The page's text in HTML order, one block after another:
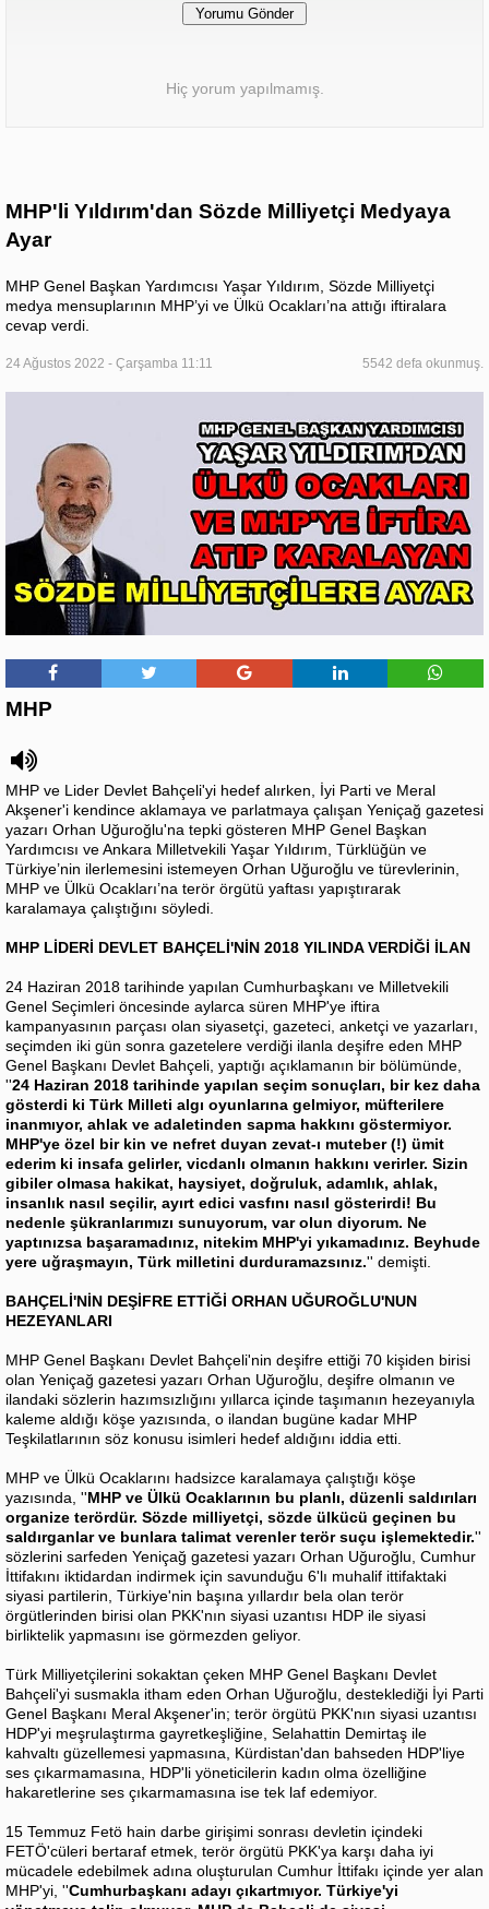
Hiç yorum yapılmamış.
MHP'li Yıldırım'dan Sözde Milliyetçi Medyaya
Ayar
MHP Genel Başkan Yardımcısı Yaşar Yıldırım, Sözde Milliyetçi
medya mensuplarının MHP’yi ve Ülkü Ocakları’na attığı iftiralara
cevap verdi.
24 Ağustos 2022 - Çarşamba 11:11 5542 defa okunmuş.
MHP
MHP ve Lider Devlet Bahçeli'yi hedef alırken, İyi Parti ve Meral
Akşener'i kendince aklamaya ve parlatmaya çalışan Yeniçağ gazetesi
yazarı Orhan Uğuroğlu'na tepki gösteren MHP Genel Başkan
Yardımcısı ve Ankara Milletvekili Yaşar Yıldırım, Türklüğün ve
Türkiye’nin ilerlemesini istemeyen Orhan Uğuroğlu ve türevlerinin,
MHP ve Ülkü Ocakları’na terör örgütü yaftası yapıştırarak
karalamaya çalıştığını söyledi.
MHP LİDERİ DEVLET BAHÇELİ'NİN 2018 YILINDA VERDİĞİ İLAN
24 Haziran 2018 tarihinde yapılan Cumhurbaşkanı ve Milletvekili
Genel Seçimleri öncesinde aylarca süren MHP'ye iftira
kampanyasının parçası olan siyasetçi, gazeteci, anketçi ve yazarları,
seçimden iki gün sonra gazetelere verdiği ilanla deşifre eden MHP
Genel Başkanı Devlet Bahçeli, yaptığı açıklamanın bir bölümünde,
''24 Haziran 2018 tarihinde yapılan seçim sonuçları, bir kez daha
gösterdi ki Türk Milleti algı oyunlarına gelmiyor, müfterilere
inanmıyor, ahlak ve adaletinden sapma hakkını göstermiyor.
MHP'ye özel bir kin ve nefret duyan zevat-ı muteber (!) ümit
ederim ki insafa gelirler, vicdanlı olmanın hakkını verirler. Sizin
gibiler olmasa hakikat, haysiyet, doğruluk, adamlık, ahlak,
insanlık nasıl seçilir, ayırt edici vasfını nasıl gösterirdi! Bu
nedenle şükranlarımızı sunuyorum, var olun diyorum. Ne
yaptınızsa başaramadınız, nitekim MHP'yi yıkamadınız. Beyhude
yere uğraşmayın, Türk milletini durduramazsınız.'' demişti.
BAHÇELİ'NİN DEŞİFRE ETTİĞİ ORHAN UĞUROĞLU'NUN
HEZEYANLARI
MHP Genel Başkanı Devlet Bahçeli'nin deşifre ettiği 70 kişiden birisi
olan Yeniçağ gazetesi yazarı Orhan Uğuroğlu, deşifre olmanın ve
ilandaki sözlerin hazımsızlığını yıllarca içinde taşımanın hezeyanıyla
kaleme aldığı köşe yazısında, o ilandan bugüne kadar MHP
Teşkilatlarının söz konusu isimleri hedef aldığını iddia etti.
MHP ve Ülkü Ocaklarını hadsizce karalamaya çalıştığı köşe
yazısında, ''MHP ve Ülkü Ocaklarının bu planlı, düzenli saldırıları
organize terördür. Sözde milliyetçi, sözde ülkücü geçinen bu
saldırganlar ve bunlara talimat verenler terör suçu işlemektedir.''
sözlerini sarfeden Yeniçağ gazetesi yazarı Orhan Uğuroğlu, Cumhur
İttifakını iktidardan indirmek için savunduğu 6'lı muhalif ittifaktaki
siyasi partilerin, Türkiye'nin başına yıllardır bela olan terör
örgütlerinden birisi olan PKK'nın siyasi uzantısı HDP ile siyasi
birliktelik yapmasını ise görmezden geliyor.
Türk Milliyetçilerini sokaktan çeken MHP Genel Başkanı Devlet
Bahçeli'yi susmakla itham eden Orhan Uğuroğlu, desteklediği İyi Parti
Genel Başkanı Meral Akşener'in; terör örgütü PKK'nın siyasi uzantısı
HDP'yi meşrulaştırma gayretkeşliğine, Selahattin Demirtaş ile
kahvaltı güzellemesi yapmasına, Kürdistan'dan bahseden HDP'liye
ses çıkarmamasına, HDP'li yöneticilerin kadın olma özelliğine
hakaretlerine ses çıkarmamasına ise tek laf edemiyor.
15 Temmuz Fetö hain darbe girişimi sonrası devletin içindeki
FETÖ'cüleri bertaraf etmek, terör örgütü PKK'ya karşı daha iyi
mücadele edebilmek adına oluşturulan Cumhur İttifakı içinde yer alan
MHP'yi, ''Cumhurbaşkanı adayı çıkartmıyor. Türkiye'yi